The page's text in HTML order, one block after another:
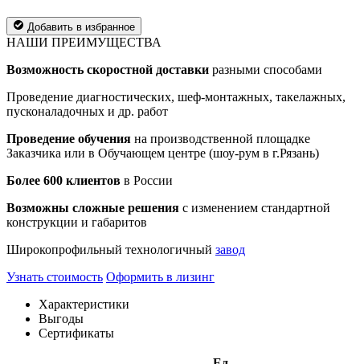
Добавить в избранное
НАШИ ПРЕИМУЩЕСТВА
Возможность скоростной доставки разными способами
Проведение диагностических, шеф-монтажных, такелажных,
пусконаладочных и др. работ
Проведение обучения на производственной площадке
Заказчика или в Обучающем центре (шоу-рум в г.Рязань)
Более 600 клиентов в России
Возможны сложные решения с изменением стандартной
конструкции и габаритов
Широкопрофильный технологичный завод
Узнать стоимость Оформить в лизинг
Характеристики
Выгоды
Сертификаты